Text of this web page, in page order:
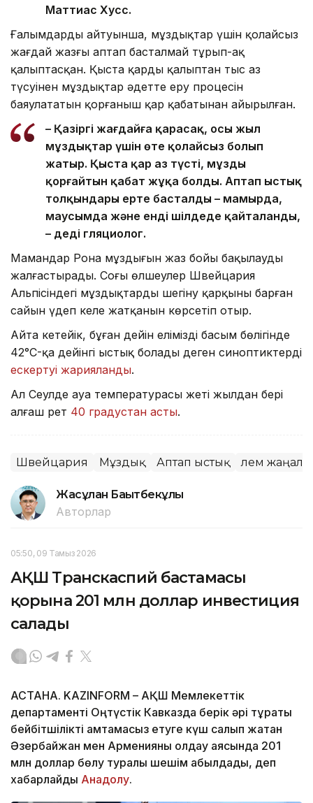
Маттиас Хусс.
Ғалымдардың айтуынша, мұздықтар үшін қолайсыз
жағдай жазғы аптап басталмай тұрып-ақ
қалыптасқан. Қыста қардың қалыптан тыс аз
түсуінен мұздықтар әдетте еру процесін
баяулататын қорғаныш қар қабатынан айырылған.
– Қазіргі жағдайға қарасақ, осы жыл
мұздықтар үшін өте қолайсыз болып
жатыр. Қыста қар аз түсті, мұзды
қорғайтын қабат жұқа болды. Аптап ыстық
толқындары ерте басталды – мамырда,
маусымда және енді шілдеде қайталанды,
– деді гляциолог.
Мамандар Рона мұздығын жаз бойы бақылауды
жалғастырады. Соңғы өлшеулер Швейцария
Альпісіндегі мұздықтардың шегіну қарқыны барған
сайын үдеп келе жатқанын көрсетіп отыр.
Айта кетейік, бұған дейін еліміздің басым бөлігінде
42°C-қа дейінгі ыстық болады деген синоптиктердің
ескертуі жарияланды.
Ал Сеулде ауа температурасы жеті жылдан бері
алғаш рет 40 градустан асты.
Швейцария Мұздық Аптап ыстық Әлем
Жасұлан Бақытбекұлы
Авторлар
05:50, 09 Тамыз 2026
АҚШ Транскаспий бастамасы
қорына 201 млн доллар инвестиция
салады
АСТАНА. KAZINFORM – АҚШ Мемлекеттік
департаменті Оңтүстік Кавказда берік әрі тұрақты
бейбітшілікті қамтамасыз етуге күш салып жатқан
Әзербайжан мен Арменияны қолдау аясында 201
млн доллар бөлу туралы шешім қабылдады, деп
хабарлайды Анадолу.